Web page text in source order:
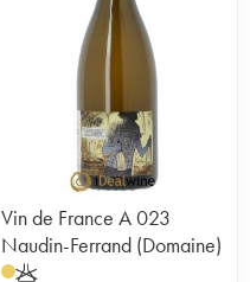
Vin de France A 023
Naudin-Ferrand (Domaine)
K